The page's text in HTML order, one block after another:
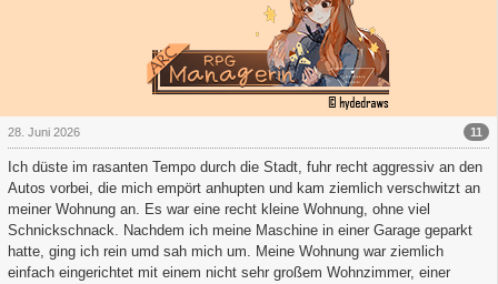
11
28. Juni 2026
Ich düste im rasanten Tempo durch die Stadt, fuhr recht aggressiv an den
Autos vorbei, die mich empört anhupten und kam ziemlich verschwitzt an
meiner Wohnung an. Es war eine recht kleine Wohnung, ohne viel
Schnickschnack. Nachdem ich meine Maschine in einer Garage geparkt
hatte, ging ich rein umd sah mich um. Meine Wohnung war ziemlich
einfach eingerichtet mit einem nicht sehr großem Wohnzimmer, einer